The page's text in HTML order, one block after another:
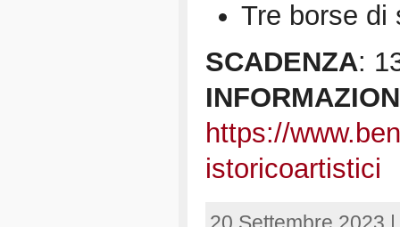
Tre borse di
SCADENZA:
https://
istoricoartistici